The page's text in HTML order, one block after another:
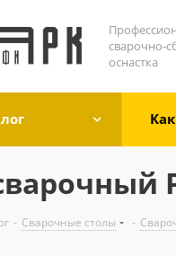
сварочно-
оснастка
- Сварочные столы -